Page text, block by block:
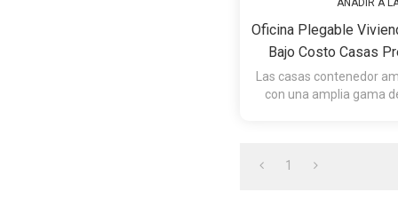
AÑADIR A
Oficina Plegable
Bajo Costo Casas
Plegables Casa
Las casas contenedor
con una amplia gama
1